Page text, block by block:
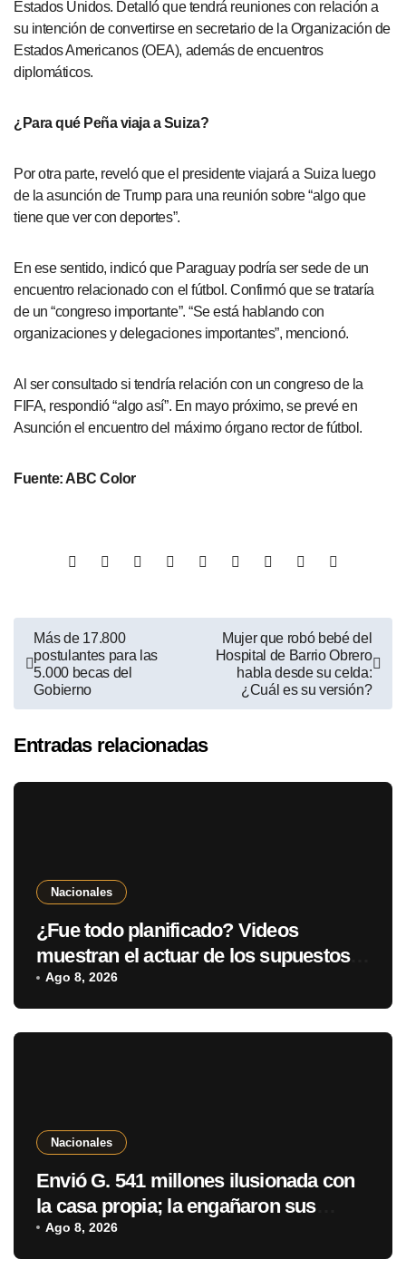
Estados Unidos. Detalló que tendrá reuniones con relación a
su intención de convertirse en secretario de la Organización de
Estados Americanos (OEA), además de encuentros
diplomáticos.
¿Para qué Peña viaja a Suiza?
Por otra parte, reveló que el presidente viajará a Suiza luego
de la asunción de Trump para una reunión sobre “algo que
tiene que ver con deportes”.
En ese sentido, indicó que Paraguay podría ser sede de un
encuentro relacionado con el fútbol. Confirmó que se trataría
de un “congreso importante”. “Se está hablando con
organizaciones y delegaciones importantes”, mencionó.
Al ser consultado si tendría relación con un congreso de la
FIFA, respondió “algo así”. En mayo próximo, se prevé en
Asunción el encuentro del máximo órgano rector de fútbol.
Fuente: ABC Color
Más de 17.800
postulantes para las
5.000 becas del
Gobierno
Mujer que robó bebé del
Hospital de Barrio Obrero
habla desde su celda:
¿Cuál es su versión?
Entradas relacionadas
Nacionales
¿Fue todo planificado? Videos
muestran el actuar de los supuestos
autores del atroz crimen de Roselin
Ago 8, 2026
Nacionales
Envió G. 541 millones ilusionada con
la casa propia; la engañaron sus
parientes
Ago 8, 2026